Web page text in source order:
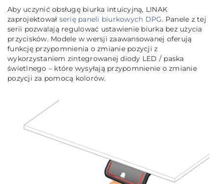
Aby uczynić obsługę biurka intuicyjną, LINAK
zaprojektował serię paneli biurkowych DPG. Panele z tej
serii pozwalają regulować ustawienie biurka bez użycia
przycisków. Modele w wersji zaawansowanej oferują
funkcję przypomnienia o zmianie pozycji z
wykorzystaniem zintegrowanej diody LED / paska
świetlnego – które wysyłają przypomnienie o zmianie
pozycji za pomocą kolorów.